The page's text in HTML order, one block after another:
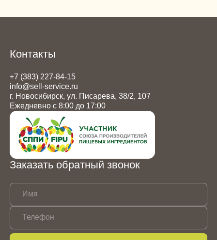
Контакты
+7 (383) 227-84-15
info@sell-service.ru
г. Новосибирск, ул. Писарева, 38/2, 107
Ежедневно с 8:00 до 17:00
Заказать обратный звонок
Имя
Телефон